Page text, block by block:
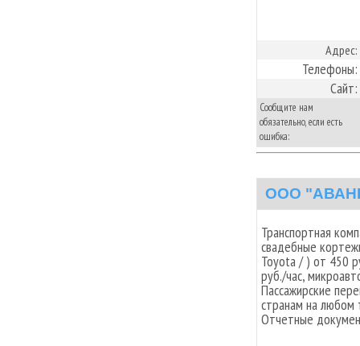
Адрес:
Телефоны:
Сайт:
Сообщите нам
обязательно, если есть
ошибка:
ООО
Транспортная
свадебные
Toyota / ) от 450
руб./час,
Пассажирские
странам на любом
Отчетные